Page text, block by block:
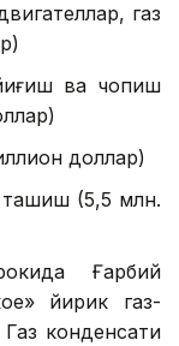
газ
ва чопиш
доллар)
ташиш (5,5 млн.
Ғарбий
йирик газ-
конденсати